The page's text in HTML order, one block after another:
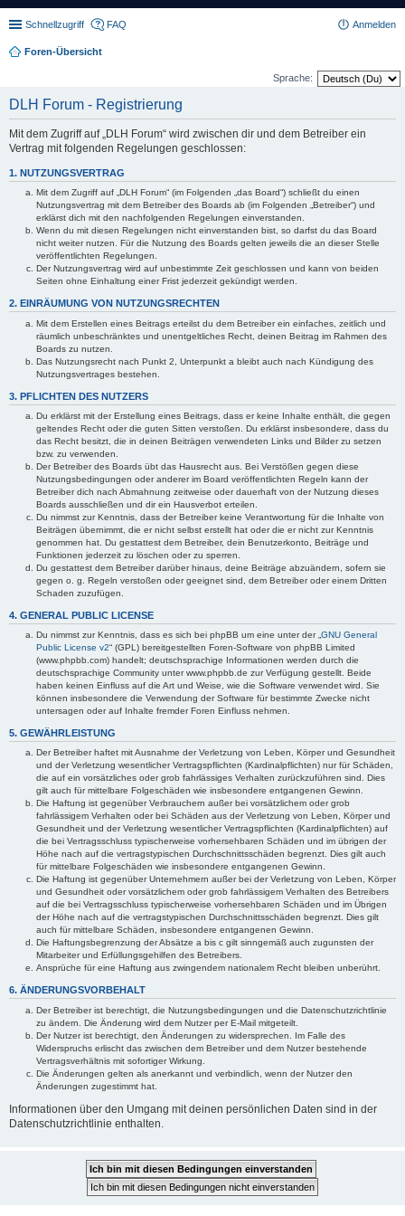
Schnellzugriff FAQ Anmelden
Foren-Übersicht
Sprache:
DLH Forum - Registrierung
Mit dem Zugriff auf „DLH Forum“ wird zwischen dir und dem Betreiber ein
Vertrag mit folgenden Regelungen geschlossen:
1. NUTZUNGSVERTRAG
Mit dem Zugriff auf „DLH Forum“ (im Folgenden „das Board“) schließt du einen
Nutzungsvertrag mit dem Betreiber des Boards ab (im Folgenden „Betreiber“) und
erklärst dich mit den nachfolgenden Regelungen einverstanden.
Wenn du mit diesen Regelungen nicht einverstanden bist, so darfst du das Board
nicht weiter nutzen. Für die Nutzung des Boards gelten jeweils die an dieser Stelle
veröffentlichten Regelungen.
Der Nutzungsvertrag wird auf unbestimmte Zeit geschlossen und kann von beiden
Seiten ohne Einhaltung einer Frist jederzeit gekündigt werden.
2. EINRÄUMUNG VON NUTZUNGSRECHTEN
Mit dem Erstellen eines Beitrags erteilst du dem Betreiber ein einfaches, zeitlich und
räumlich unbeschränktes und unentgeltliches Recht, deinen Beitrag im Rahmen des
Boards zu nutzen.
Das Nutzungsrecht nach Punkt 2, Unterpunkt a bleibt auch nach Kündigung des
Nutzungsvertrages bestehen.
3. PFLICHTEN DES NUTZERS
Du erklärst mit der Erstellung eines Beitrags, dass er keine Inhalte enthält, die gegen
geltendes Recht oder die guten Sitten verstoßen. Du erklärst insbesondere, dass du
das Recht besitzt, die in deinen Beiträgen verwendeten Links und Bilder zu setzen
bzw. zu verwenden.
Der Betreiber des Boards übt das Hausrecht aus. Bei Verstößen gegen diese
Nutzungsbedingungen oder anderer im Board veröffentlichten Regeln kann der
Betreiber dich nach Abmahnung zeitweise oder dauerhaft von der Nutzung dieses
Boards ausschließen und dir ein Hausverbot erteilen.
Du nimmst zur Kenntnis, dass der Betreiber keine Verantwortung für die Inhalte von
Beiträgen übernimmt, die er nicht selbst erstellt hat oder die er nicht zur Kenntnis
genommen hat. Du gestattest dem Betreiber, dein Benutzerkonto, Beiträge und
Funktionen jederzeit zu löschen oder zu sperren.
Du gestattest dem Betreiber darüber hinaus, deine Beiträge abzuändern, sofern sie
gegen o. g. Regeln verstoßen oder geeignet sind, dem Betreiber oder einem Dritten
Schaden zuzufügen.
4. GENERAL PUBLIC LICENSE
Du nimmst zur Kenntnis, dass es sich bei phpBB um eine unter der „ GNU General
Public License v2“ (GPL) bereitgestellten Foren-Software von phpBB Limited
(www.phpbb.com) handelt; deutschsprachige Informationen werden durch die
deutschsprachige Community unter www.phpbb.de zur Verfügung gestellt. Beide
haben keinen Einfluss auf die Art und Weise, wie die Software verwendet wird. Sie
können insbesondere die Verwendung der Software für bestimmte Zwecke nicht
untersagen oder auf Inhalte fremder Foren Einfluss nehmen.
5. GEWÄHRLEISTUNG
Der Betreiber haftet mit Ausnahme der Verletzung von Leben, Körper und Gesundheit
und der Verletzung wesentlicher Vertragspflichten (Kardinalpflichten) nur für Schäden,
die auf ein vorsätzliches oder grob fahrlässiges Verhalten zurückzuführen sind. Dies
gilt auch für mittelbare Folgeschäden wie insbesondere entgangenen Gewinn.
Die Haftung ist gegenüber Verbrauchern außer bei vorsätzlichem oder grob
fahrlässigem Verhalten oder bei Schäden aus der Verletzung von Leben, Körper und
Gesundheit und der Verletzung wesentlicher Vertragspflichten (Kardinalpflichten) auf
die bei Vertragsschluss typischerweise vorhersehbaren Schäden und im übrigen der
Höhe nach auf die vertragstypischen Durchschnittsschäden begrenzt. Dies gilt auch
für mittelbare Folgeschäden wie insbesondere entgangenen Gewinn.
Die Haftung ist gegenüber Unternehmern außer bei der Verletzung von Leben, Körper
und Gesundheit oder vorsätzlichem oder grob fahrlässigem Verhalten des Betreibers
auf die bei Vertragsschluss typischerweise vorhersehbaren Schäden und im Übrigen
der Höhe nach auf die vertragstypischen Durchschnittsschäden begrenzt. Dies gilt
auch für mittelbare Schäden, insbesondere entgangenen Gewinn.
Die Haftungsbegrenzung der Absätze a bis c gilt sinngemäß auch zugunsten der
Mitarbeiter und Erfüllungsgehilfen des Betreibers.
Ansprüche für eine Haftung aus zwingendem nationalem Recht bleiben unberührt.
6. ÄNDERUNGSVORBEHALT
Der Betreiber ist berechtigt, die Nutzungsbedingungen und die Datenschutzrichtlinie
zu ändern. Die Änderung wird dem Nutzer per E-Mail mitgeteilt.
Der Nutzer ist berechtigt, den Änderungen zu widersprechen. Im Falle des
Widerspruchs erlischt das zwischen dem Betreiber und dem Nutzer bestehende
Vertragsverhältnis mit sofortiger Wirkung.
Die Änderungen gelten als anerkannt und verbindlich, wenn der Nutzer den
Änderungen zugestimmt hat.
Informationen über den Umgang mit deinen persönlichen Daten sind in der
Datenschutzrichtlinie enthalten.